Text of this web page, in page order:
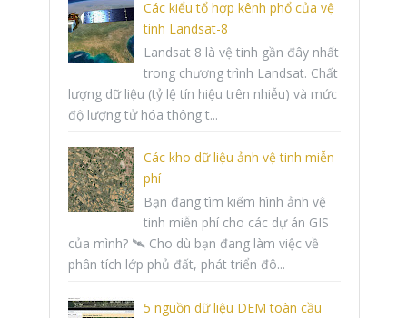
Các kiểu tổ hợp kênh phổ của vệ
tinh Landsat-8
Landsat 8 là vệ tinh gần đây nhất
trong chương trình Landsat. Chất
lượng dữ liệu (tỷ lệ tín hiệu trên nhiễu) và mức
độ lượng tử hóa thông t...
Các kho dữ liệu ảnh vệ tinh miễn
phí
Bạn đang tìm kiếm hình ảnh vệ
tinh miễn phí cho các dự án GIS
của mình? 🛰️ Cho dù bạn đang làm việc về
phân tích lớp phủ đất, phát triển đô...
5 nguồn dữ liệu DEM toàn cầu